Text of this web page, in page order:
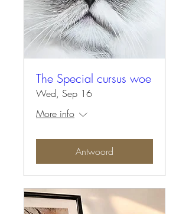
The Special cursus woe
Wed, Sep 16
More info
Antwoord